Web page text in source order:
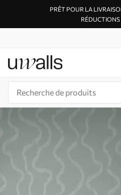
PRÊT POUR LA
RÉDUCTIONS